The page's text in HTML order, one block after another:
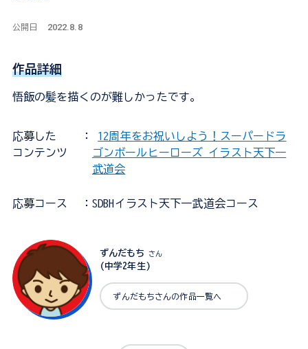
公開日 2022.8.8
作品詳細
悟飯の髪を描くのが難しかったです。
応募した
コンテンツ
： 12周年をお祝いしよう！スーパードラ
ゴンボールヒーローズ イラスト天下一
武道会
応募コース ：SDBHイラスト天下一武道会コース
ずんだもち さん
(中学2年生)
ずんだもちさんの作品一覧へ